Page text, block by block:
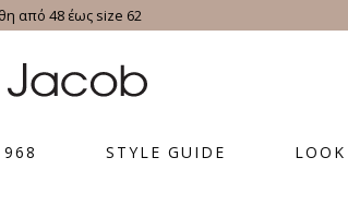
από 48 έως size 62
STYLE GUIDE